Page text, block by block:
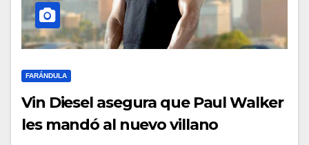
FARÁNDULA
Vin Diesel asegura que Paul Walker
les mandó al nuevo villano